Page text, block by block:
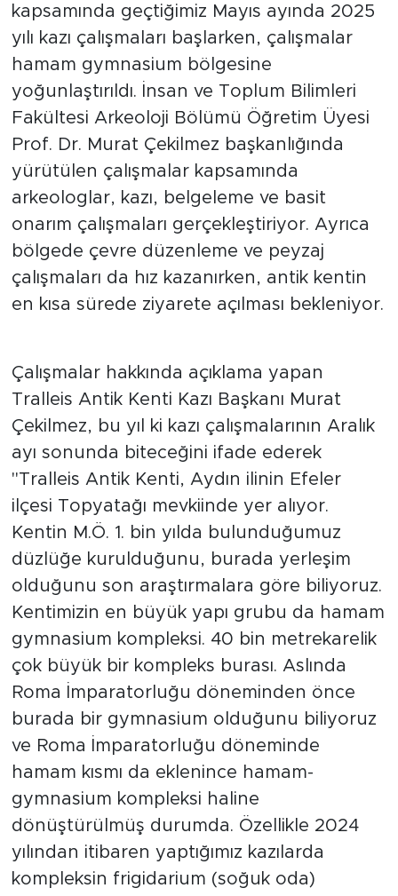
kapsamında geçtiğimiz Mayıs ayında 2025
yılı kazı çalışmaları başlarken, çalışmalar
hamam gymnasium bölgesine
yoğunlaştırıldı. İnsan ve Toplum Bilimleri
Fakültesi Arkeoloji Bölümü Öğretim Üyesi
Prof. Dr. Murat Çekilmez başkanlığında
yürütülen çalışmalar kapsamında
arkeologlar, kazı, belgeleme ve basit
onarım çalışmaları gerçekleştiriyor. Ayrıca
bölgede çevre düzenleme ve peyzaj
çalışmaları da hız kazanırken, antik kentin
en kısa sürede ziyarete açılması bekleniyor.
Çalışmalar hakkında açıklama yapan
Tralleis Antik Kenti Kazı Başkanı Murat
Çekilmez, bu yıl ki kazı çalışmalarının Aralık
ayı sonunda biteceğini ifade ederek
"Tralleis Antik Kenti, Aydın ilinin Efeler
ilçesi Topyatağı mevkiinde yer alıyor.
Kentin M.Ö. 1. bin yılda bulunduğumuz
düzlüğe kurulduğunu, burada yerleşim
olduğunu son araştırmalara göre biliyoruz.
Kentimizin en büyük yapı grubu da hamam
gymnasium kompleksi. 40 bin metrekarelik
çok büyük bir kompleks burası. Aslında
Roma İmparatorluğu döneminden önce
burada bir gymnasium olduğunu biliyoruz
ve Roma İmparatorluğu döneminde
hamam kısmı da eklenince hamam-
gymnasium kompleksi haline
dönüştürülmüş durumda. Özellikle 2024
yılından itibaren yaptığımız kazılarda
kompleksin frigidarium (soğuk oda)